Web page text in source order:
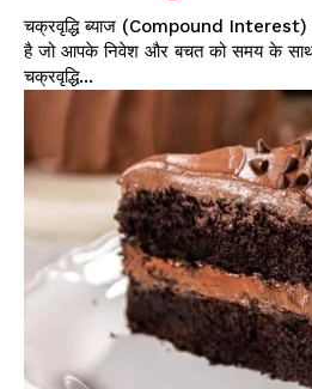
चक्रवृद्धि ब्याज (Compound Interest) एक
है जो आपके निवेश और बचत को समय के साथ
चक्रवृद्धि...